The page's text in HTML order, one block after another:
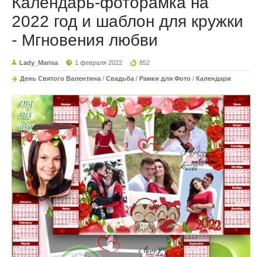
2022 год и шаблон для кружки
- Мгновения любви
Lady_Marisa 1 февраля 2022 852
День Святого Валентина / Свадьба / Рамки для Фото / Календари